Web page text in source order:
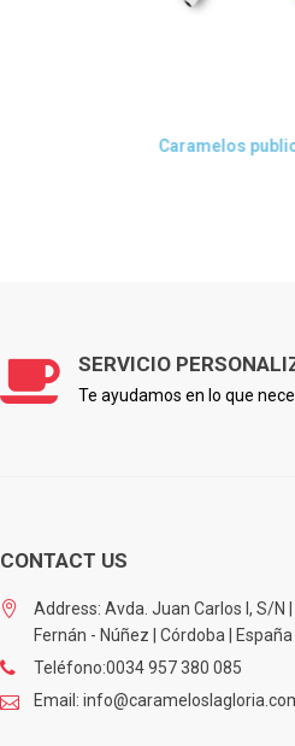
Caramelos
SERVICIO
Te ayudamos en lo que
CONTACT US
Address: Avda. Juan Carlos I, S/N
Fernán - Núñez | Córdoba | España
Teléfono:0034 957 380 085
Email: